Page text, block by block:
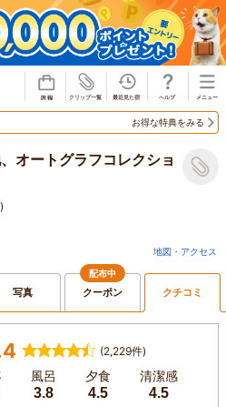
お得な特典をみる
オートグラフコレクショ
)
地図・アクセス
写真
配布中
クーポン クチコミ
(2,229件)
風呂
3.8
夕食
4.5
清潔感
4.5